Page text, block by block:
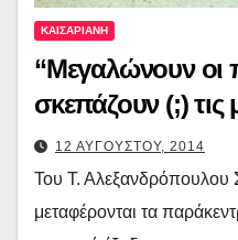
ΚΑΙΣΑΡΙΑΝΗ
“Μεγαλώνουν οι
σκεπάζουν (;)
12 ΑΥΓΟΥΣΤΟΥ, 2014
Του Τ. Αλεξανδρόπουλου
μεταφέρονται τα